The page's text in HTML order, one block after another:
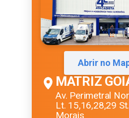
Abrir no
MATRIZ
Av. Perimetral
Lt. 15,16,28,29
Morais